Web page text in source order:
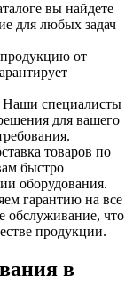
вы найдете
для любых задач
от
Наши специалисты
для вашего
товаров по
быстро
оборудования.
гарантию на все
обслуживание, что
продукции.
в